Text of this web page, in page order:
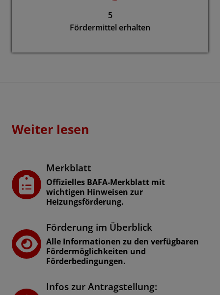
5
Fördermittel erhalten
Weiter lesen
Merkblatt
Offizielles BAFA-Merkblatt mit
wichtigen Hinweisen zur
Heizungsförderung.
Förderung im Überblick
Alle Informationen zu den verfügbaren
Fördermöglichkeiten und
Förderbedingungen.
Infos zur Antragstellung: